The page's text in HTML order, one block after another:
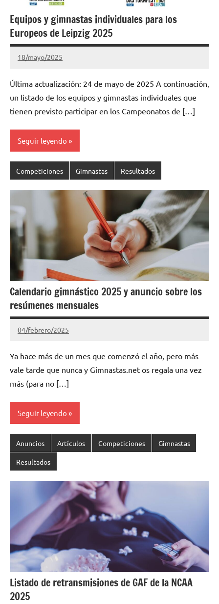
Equipos y gimnastas individuales para los
Europeos de Leipzig 2025
18/mayo/2025
Gimnastas.net
No
comentarios
Última actualización: 24 de mayo de 2025 A continuación,
un listado de los equipos y gimnastas individuales que
tienen previsto participar en los Campeonatos de […]
Seguir leyendo
Competiciones Gimnastas Resultados
Calendario gimnástico 2025 y anuncio sobre los
resúmenes mensuales
04/febrero/2025
Gimnastas.net
No
comentarios
Ya hace más de un mes que comenzó el año, pero más
vale tarde que nunca y Gimnastas.net os regala una vez
más (para no […]
Seguir leyendo
Anuncios Artículos Competiciones Gimnastas
Resultados
Listado de retransmisiones de GAF de la NCAA
2025